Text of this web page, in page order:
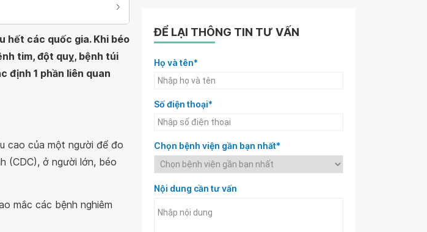
hết các quốc gia. Khi béo
tim, đột quỵ, bệnh túi
định 1 phần liên quan
cao của một người để đo
(CDC), ở người lớn, béo
mắc các bệnh nghiêm
ĐỂ LẠI THÔNG TIN TƯ VẤN
Họ và tên*
Số điện thoại*
Chọn bệnh viện gần bạn nhất*
Nội dung cần tư vấn